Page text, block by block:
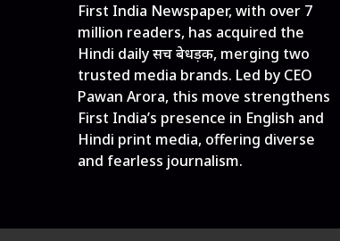
First India Newspaper, with over 7
million readers, has acquired the
Hindi daily सच बेधड़क, merging two
trusted media brands. Led by CEO
Pawan Arora, this move strengthens
First India’s presence in English and
Hindi print media, offering diverse
and fearless journalism.